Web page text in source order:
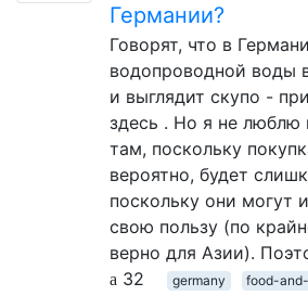
Германии?
Говорят, что в
водопроводной воды
и выглядит скупо -
здесь . Но я не люблю
там, поскольку
вероятно, будет
поскольку они могут
свою пользу (по
верно для Азии).
32
germany food-